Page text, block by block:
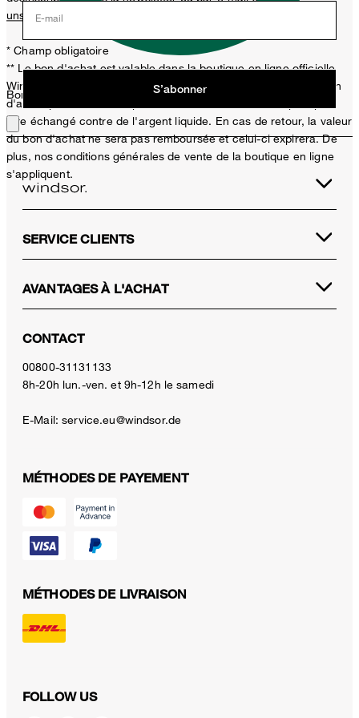
unsubscribe@windsor.de
* Champ obligatoire
** Le bon d'achat est valable dans la boutique en ligne officielle
Windsor et uniquement pour les articles non soldés. Un seul bon
d'achat peut être utilisé par achat. Ce bon d'achat ne peut pas
être échangé contre de l'argent liquide. En cas de retour, la valeur
du bon d'achat ne sera pas remboursée et celui-ci expirera. De
plus, nos conditions générales de vente de la boutique en ligne
s'appliquent.
Bon choix !
E-mail
S’abonner
SERVICE CLIENTS
AVANTAGES À L'ACHAT
CONTACT
00800-31131133
8h-20h lun.-ven. et 9h-12h le samedi
E-Mail:service.eu@windsor.de
MÉTHODES DE PAYEMENT
MÉTHODES DE LIVRAISON
FOLLOW US